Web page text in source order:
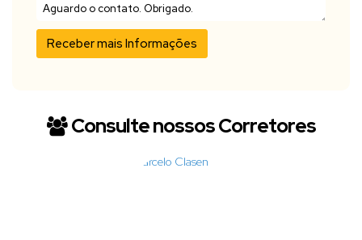
Consulte nossos Corretores